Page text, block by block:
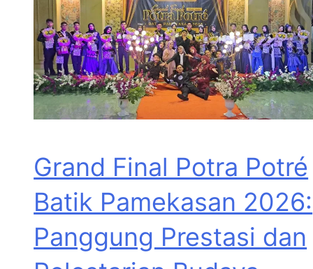
Grand Final Potra Potré
Batik Pamekasan 2026:
Panggung Prestasi dan